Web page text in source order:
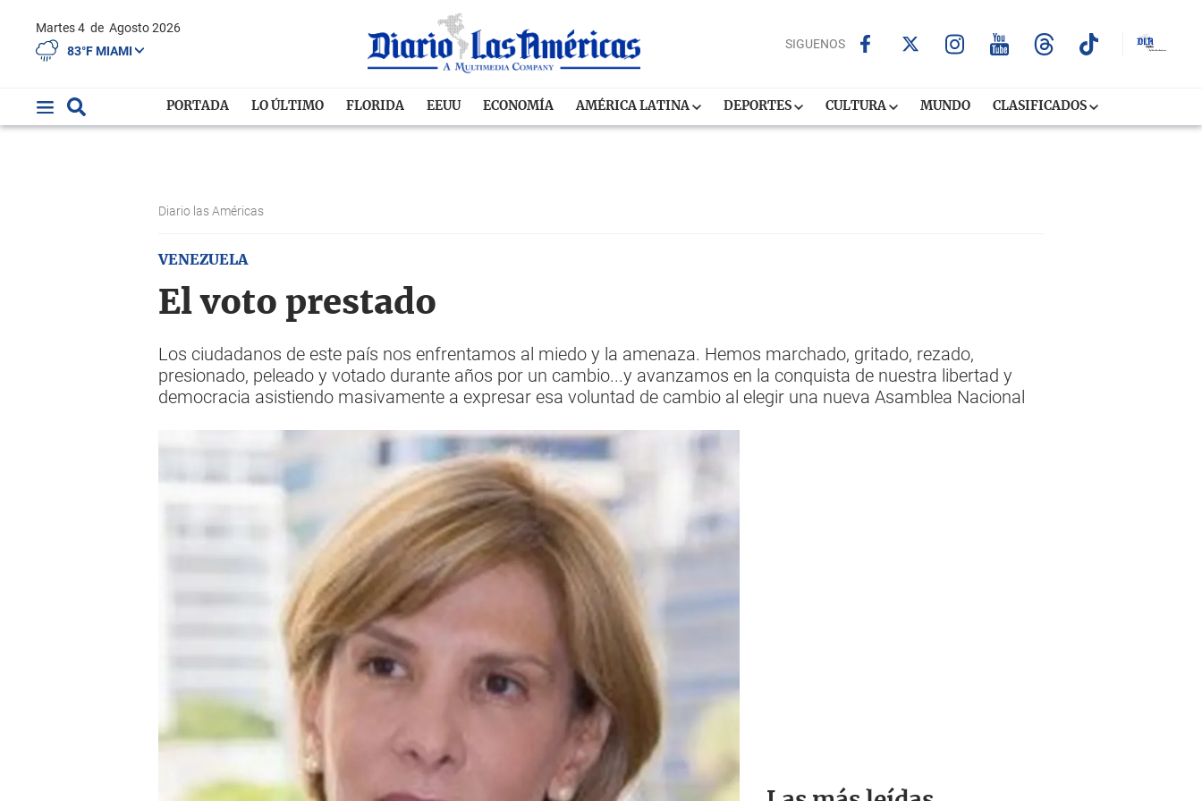
Martes 4 de Agosto 2026
83°F MIAMI
SIGUENOS
PORTADA LO ÚLTIMO FLORIDA EEUU ECONOMÍA AMÉRICA LATINA DEPORTES CULTURA MUNDO CLASIFICADOS
Diario las Américas
VENEZUELA
El voto prestado
Los ciudadanos de este país nos enfrentamos al miedo y la amenaza. Hemos marchado, gritado, rezado,
presionado, peleado y votado durante años por un cambio...y avanzamos en la conquista de nuestra libertad y
democracia asistiendo masivamente a expresar esa voluntad de cambio al elegir una nueva Asamblea Nacional